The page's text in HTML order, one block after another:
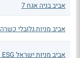
אביב בניה אגח 7
אביב מניות גלובלי כשרה
אביב מניות ישראל ESG כשרה